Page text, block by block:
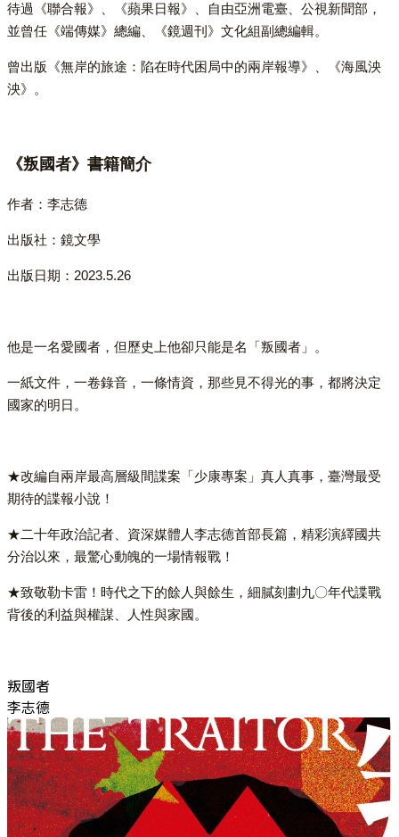
待過《聯合報》、《蘋果日報》、自由亞洲電臺、公視新聞部，
並曾任《端傳媒》總編、《鏡週刊》文化組副總編輯。
曾出版《無岸的旅途：陷在時代困局中的兩岸報導》、《海風泱
泱》。
《叛國者》書籍簡介
作者：李志德
出版社：鏡文學
出版日期：2023.5.26
他是一名愛國者，但歷史上他卻只能是名「叛國者」。
一紙文件，一卷錄音，一條情資，那些見不得光的事，都將決定
國家的明日。
★改編自兩岸最高層級間諜案「少康專案」真人真事，臺灣最受
期待的諜報小說！
★二十年政治記者、資深媒體人李志德首部長篇，精彩演繹國共
分治以來，最驚心動魄的一場情報戰！
★致敬勒卡雷！時代之下的餘人與餘生，細膩刻劃九〇年代諜戰
背後的利益與權謀、人性與家國。
叛國者
李志德